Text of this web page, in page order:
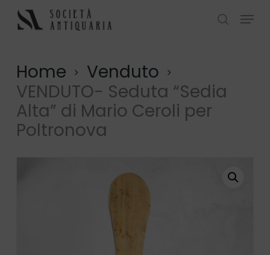
Skip
search
Menu
Home
Venduto
VENDUTO- Seduta “Sedia
Alta” di Mario Ceroli per
Poltronova